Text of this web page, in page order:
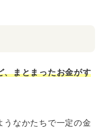
、まとまったお金がす
うなかたちで一定の金